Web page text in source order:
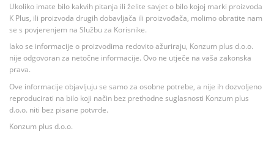
Ukoliko imate bilo kakvih pitanja ili želite savjet o bilo kojoj marki proizvoda
K Plus, ili proizvoda drugih dobavljača ili proizvođača, molimo obratite nam
se s povjerenjem na Službu za Korisnike.
Iako se informacije o proizvodima redovito ažuriraju, Konzum plus d.o.o.
nije odgovoran za netočne informacije. Ovo ne utječe na vaša zakonska
prava.
Ove informacije objavljuju se samo za osobne potrebe, a nije ih dozvoljeno
reproducirati na bilo koji način bez prethodne suglasnosti Konzum plus
d.o.o. niti bez pisane potvrde.
Konzum plus d.o.o.